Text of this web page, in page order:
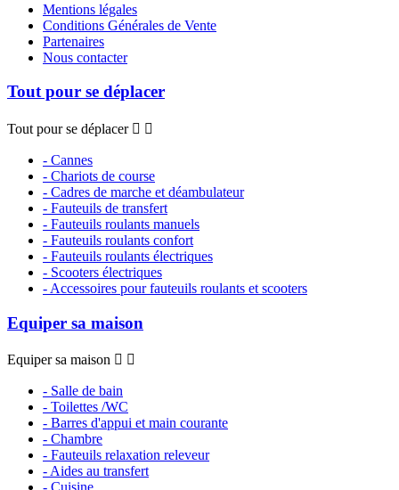
Mentions légales
Conditions Générales de Vente
Partenaires
Nous contacter
Tout pour se déplacer
Tout pour se déplacer  
- Cannes
- Chariots de course
- Cadres de marche et déambulateur
- Fauteuils de transfert
- Fauteuils roulants manuels
- Fauteuils roulants confort
- Fauteuils roulants électriques
- Scooters électriques
- Accessoires pour fauteuils roulants et scooters
Equiper sa maison
Equiper sa maison  
- Salle de bain
- Toilettes /WC
- Barres d'appui et main courante
- Chambre
- Fauteuils relaxation releveur
- Aides au transfert